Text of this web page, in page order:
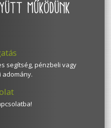
segítség, pénzbeli vagy
adomány.